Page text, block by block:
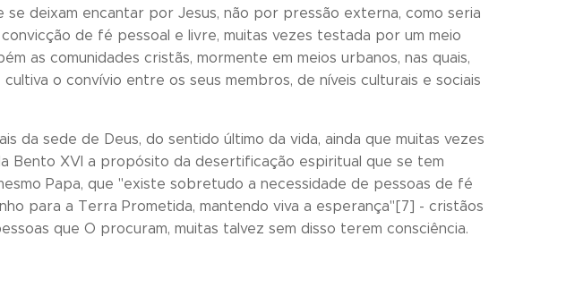
se deixam encantar por Jesus, não por pressão externa, como seria
de fé pessoal e livre, muitas vezes testada por um meio
as comunidades cristãs, mormente em meios urbanos, nas quais,
o convívio entre os seus membros, de níveis culturais e sociais
da sede de Deus, do sentido último da vida, ainda que muitas vezes
Bento XVI a propósito da desertificação espiritual que se tem
Papa, que "existe sobretudo a necessidade de pessoas de fé
para a Terra Prometida, mantendo viva a esperança"[7] - cristãos
que O procuram, muitas talvez sem disso terem consciência.